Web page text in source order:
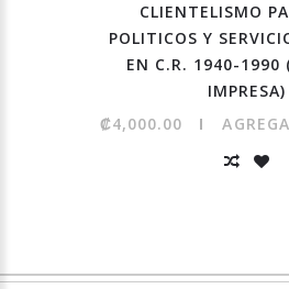
CLIENTELISMO
POLITICOS Y
EN C.R. 1940-1990
IMPRESA)
₡4,000.00